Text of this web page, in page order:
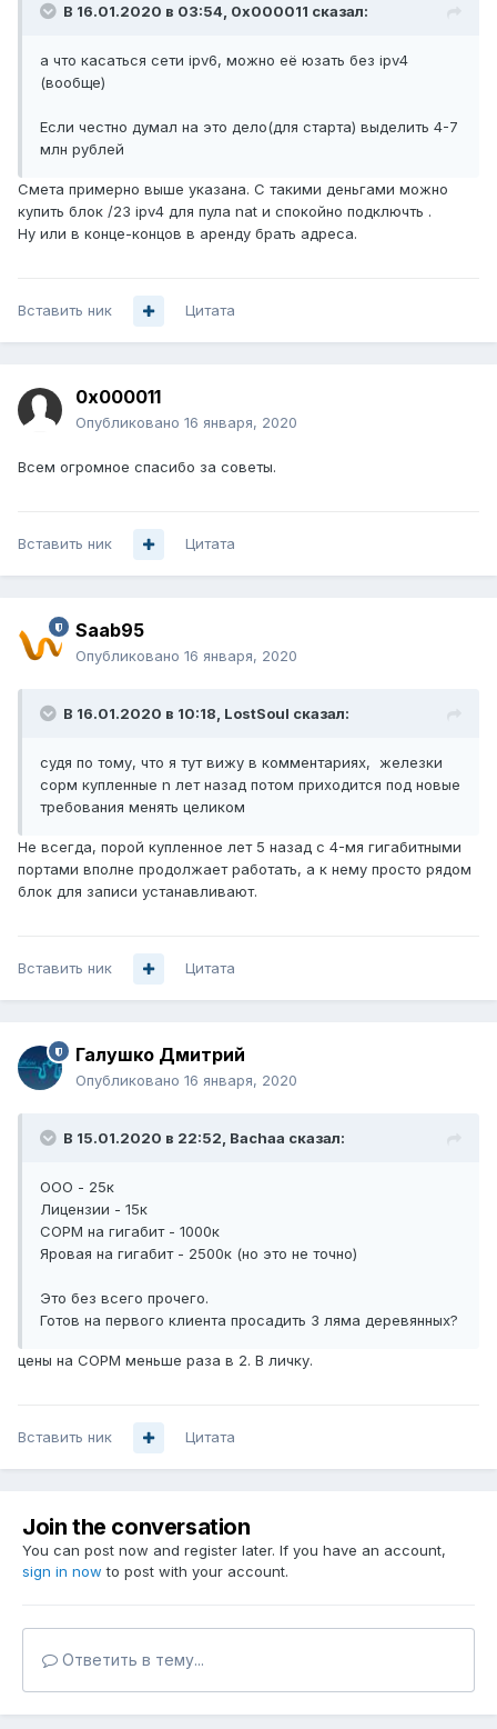
В 16.01.2020 в 03:54, 0x000011 сказал:
а что касаться сети ipv6, можно её юзать без ipv4
(вообще)
Если честно думал на это дело(для старта) выделить 4-7
млн рублей
Смета примерно выше указана. С такими деньгами можно
купить блок /23 ipv4 для пула nat и спокойно подключть .
Ну или в конце-концов в аренду брать адреса.
Вставить ник Цитата
0x000011
Опубликовано 16 января, 2020
Всем огромное спасибо за советы.
Вставить ник Цитата
Saab95
Опубликовано 16 января, 2020
В 16.01.2020 в 10:18, LostSoul сказал:
судя по тому, что я тут вижу в комментариях, железки
сорм купленные n лет назад потом приходится под новые
требования менять целиком
Не всегда, порой купленное лет 5 назад с 4-мя гигабитными
портами вполне продолжает работать, а к нему просто рядом
блок для записи устанавливают.
Вставить ник Цитата
Галушко Дмитрий
Опубликовано 16 января, 2020
В 15.01.2020 в 22:52, Bachaa сказал:
ООО - 25к
Лицензии - 15к
СОРМ на гигабит - 1000к
Яровая на гигабит - 2500к (но это не точно)
Это без всего прочего.
Готов на первого клиента просадить 3 ляма деревянных?
цены на СОРМ меньше раза в 2. В личку.
Вставить ник Цитата
Join the conversation
You can post now and register later. If you have an account,
sign in now to post with your account.
Ответить в тему...